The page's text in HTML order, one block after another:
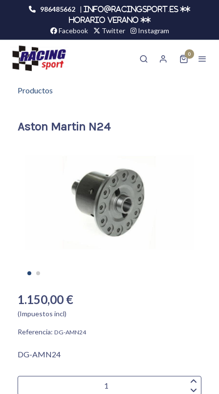
986485662 |
info@racingsport.es **
HORARIO VERANO **
Facebook Twitter Instagram
0
Productos
Aston Martin N24
1.150,00 €
(Impuestos incl)
Referencia: DG-AMN24
DG-AMN24